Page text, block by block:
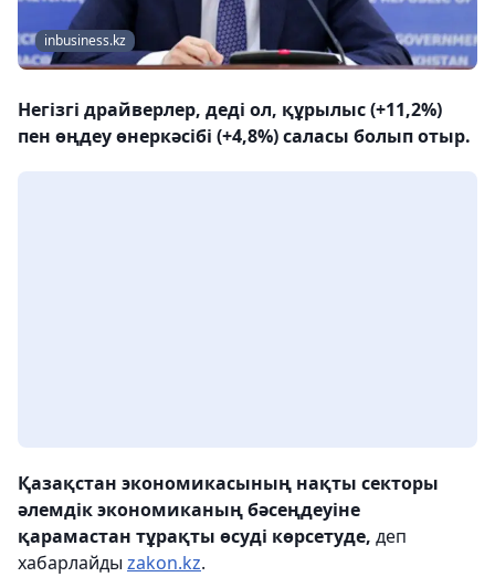
inbusiness.kz
Негізгі драйверлер, деді ол, құрылыс (+11,2%)
пен өңдеу өнеркәсібі (+4,8%) саласы болып отыр.
Қазақстан экономикасының нақты секторы
әлемдік экономиканың бәсеңдеуіне
қарамастан тұрақты өсуді көрсетуде, деп
хабарлайды zakon.kz.